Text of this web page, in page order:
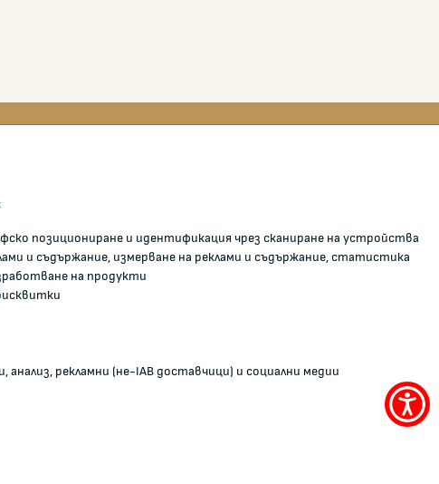
Меню
ЮЛ
НТС
СИГНАЛИ ЗА КОРУПЦИЯ В КЗП
позициониране и идентификация чрез сканиране на устройства
и съдържание, измерване на реклами и съдържание, статистика
на продукти
анализ, рекламни (не-IAB доставчици) и социални медии